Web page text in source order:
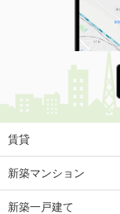
賃貸
新築マンション
新築一戸建て